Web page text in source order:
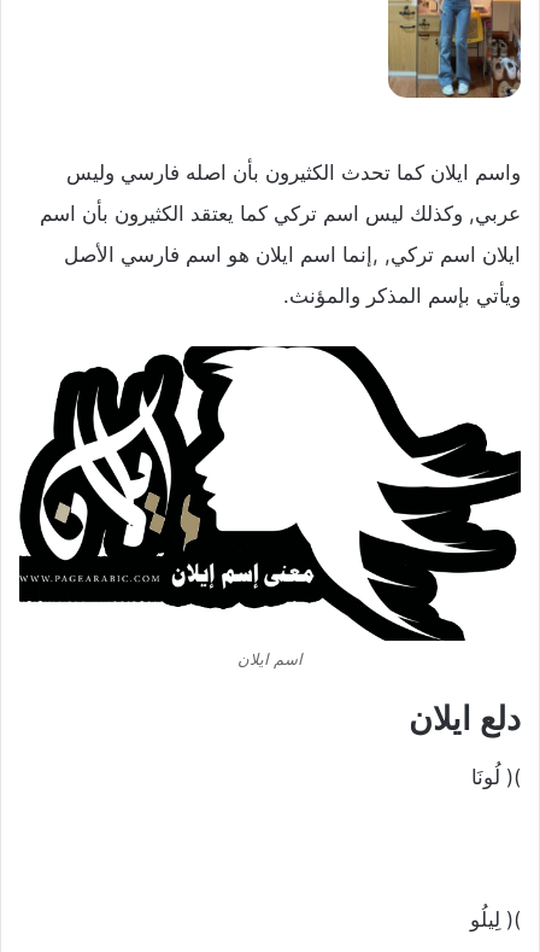
واسم ايلان كما تحدث الكثيرون بأن اصله فارسي وليس
عربي, وكذلك ليس اسم تركي كما يعتقد الكثيرون بأن اسم
ايلان اسم تركي, ,إنما اسم ايلان هو اسم فارسي الأصل
ويأتي بإسم المذكر والمؤنث.
اسم ايلان
دلع ايلان
)( لُونَا
)( لِيلُو